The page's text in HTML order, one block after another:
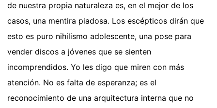
de nuestra propia naturaleza es, en el mejor de los
casos, una mentira piadosa. Los escépticos dirán que
esto es puro nihilismo adolescente, una pose para
vender discos a jóvenes que se sienten
incomprendidos. Yo les digo que miren con más
atención. No es falta de esperanza; es el
reconocimiento de una arquitectura interna que no